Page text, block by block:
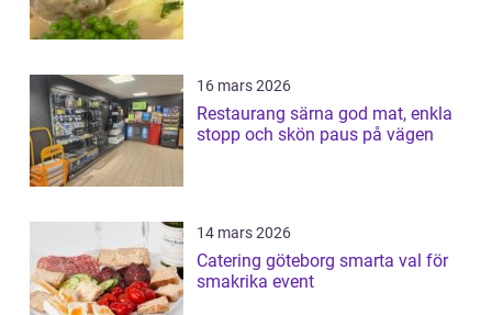
16 mars 2026
Restaurang särna god mat, enkla
stopp och skön paus på vägen
14 mars 2026
Catering göteborg smarta val för
smakrika event